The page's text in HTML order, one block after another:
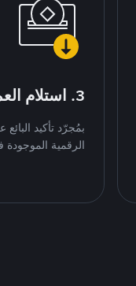
3. استلام العملات الرقمية
بمُجرّد تأكيد
الرقمية